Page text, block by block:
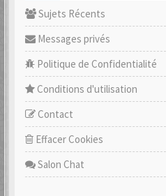
Sujets Récents
Messages privés
Politique de Confidentialité
Conditions d'utilisation
Contact
Effacer Cookies
Salon Chat